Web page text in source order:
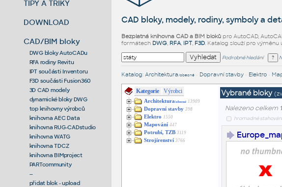
TIPY A TRIKY
DOWNLOAD
CAD/BIM bloky
DWG bloky AutoCADu
RFA rodiny Revitu
IPT součásti Inventoru
F3D součásti Fusion360
3D CAD modely
dynamické bloky DWG
top knihovny výrobců
knihovna AEC Data
knihovna RUG-CADstudio
knihovna WATG
knihovna TDCZ
knihovna BIMproject
PARTcommunity
--
přidat blok - upload
CAD bloky, modely, rodiny, symboly a
Bezplatná knihovna CAD a BIM blokůpro AutoCAD,
formátech DWG, RFA, IPT, F3D. Katalog slouží pro výměnu
Podrobné hledání
Katalog: Architektura /obecné• Dopravní stavby• Elektro•
Kategorie Výrobci
Architektura/obecné 13909
Dopravní stavby 398
Elektro 1550
Mapování 447
Potrubí, TZB 3119
Strojírenství 3766
Vybrané bloky
Nalezeno celkem
hromadné